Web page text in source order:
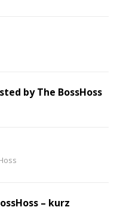
by The BossHoss
– kurz